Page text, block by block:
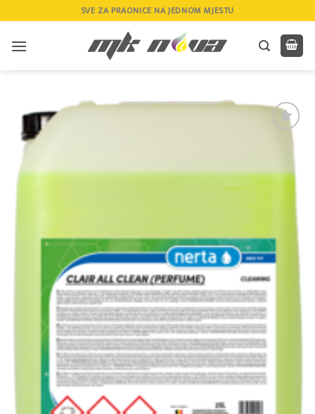
to
content
SVE ZA PRAONICE NA JEDNOM MJESTU
Add to